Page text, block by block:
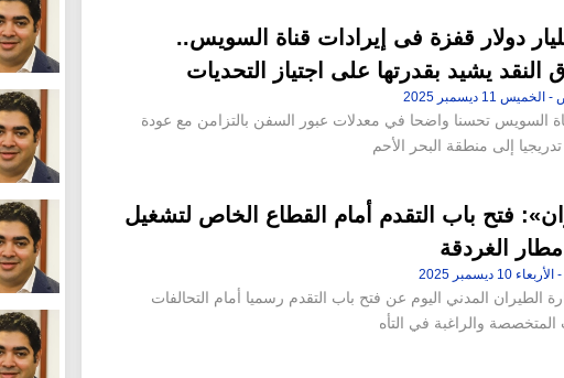
مليار دولار قفزة فى إيرادات قناة السويس..
النقد يشيد بقدرتها على اجتياز التحديات
السويس تحسنا واضحا في معدلات عبور السفن بالتزامن مع عودة
تدريجيا إلى منطقة البحر الأحم
فتح باب التقدم أمام القطاع الخاص لتشغيل
مطار الغردقة
الطيران المدني اليوم عن فتح باب التقدم رسميا أمام التحالفات
والراغبة في التأه